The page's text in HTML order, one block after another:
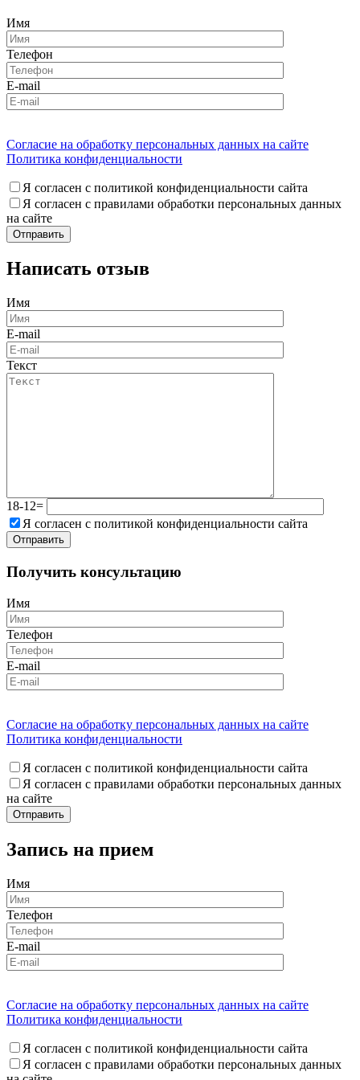
Имя
Телефон
E-mail
Согласие на обработку персональных данных на сайте
Политика конфиденциальности
Я согласен с политикой конфиденциальности сайта
Я согласен с правилами обработки персональных данных
на сайте
Написать отзыв
Имя
E-mail
Текст
18-12=
Я согласен с политикой конфиденциальности сайта
Получить консультацию
Имя
Телефон
E-mail
Согласие на обработку персональных данных на сайте
Политика конфиденциальности
Я согласен с политикой конфиденциальности сайта
Я согласен с правилами обработки персональных данных
на сайте
Запись на прием
Имя
Телефон
E-mail
Согласие на обработку персональных данных на сайте
Политика конфиденциальности
Я согласен с политикой конфиденциальности сайта
Я согласен с правилами обработки персональных данных